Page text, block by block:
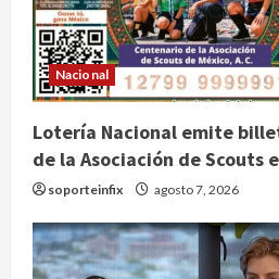
Nacional
Lotería Nacional emite
de la Asociación de Scouts
soporteinfix agosto 7, 2026